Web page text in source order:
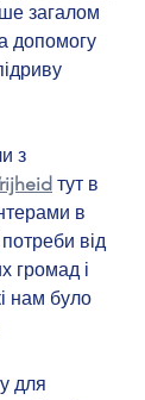
загалом
допомогу
з
тут в
в
потреби від
громад і
нам було
для